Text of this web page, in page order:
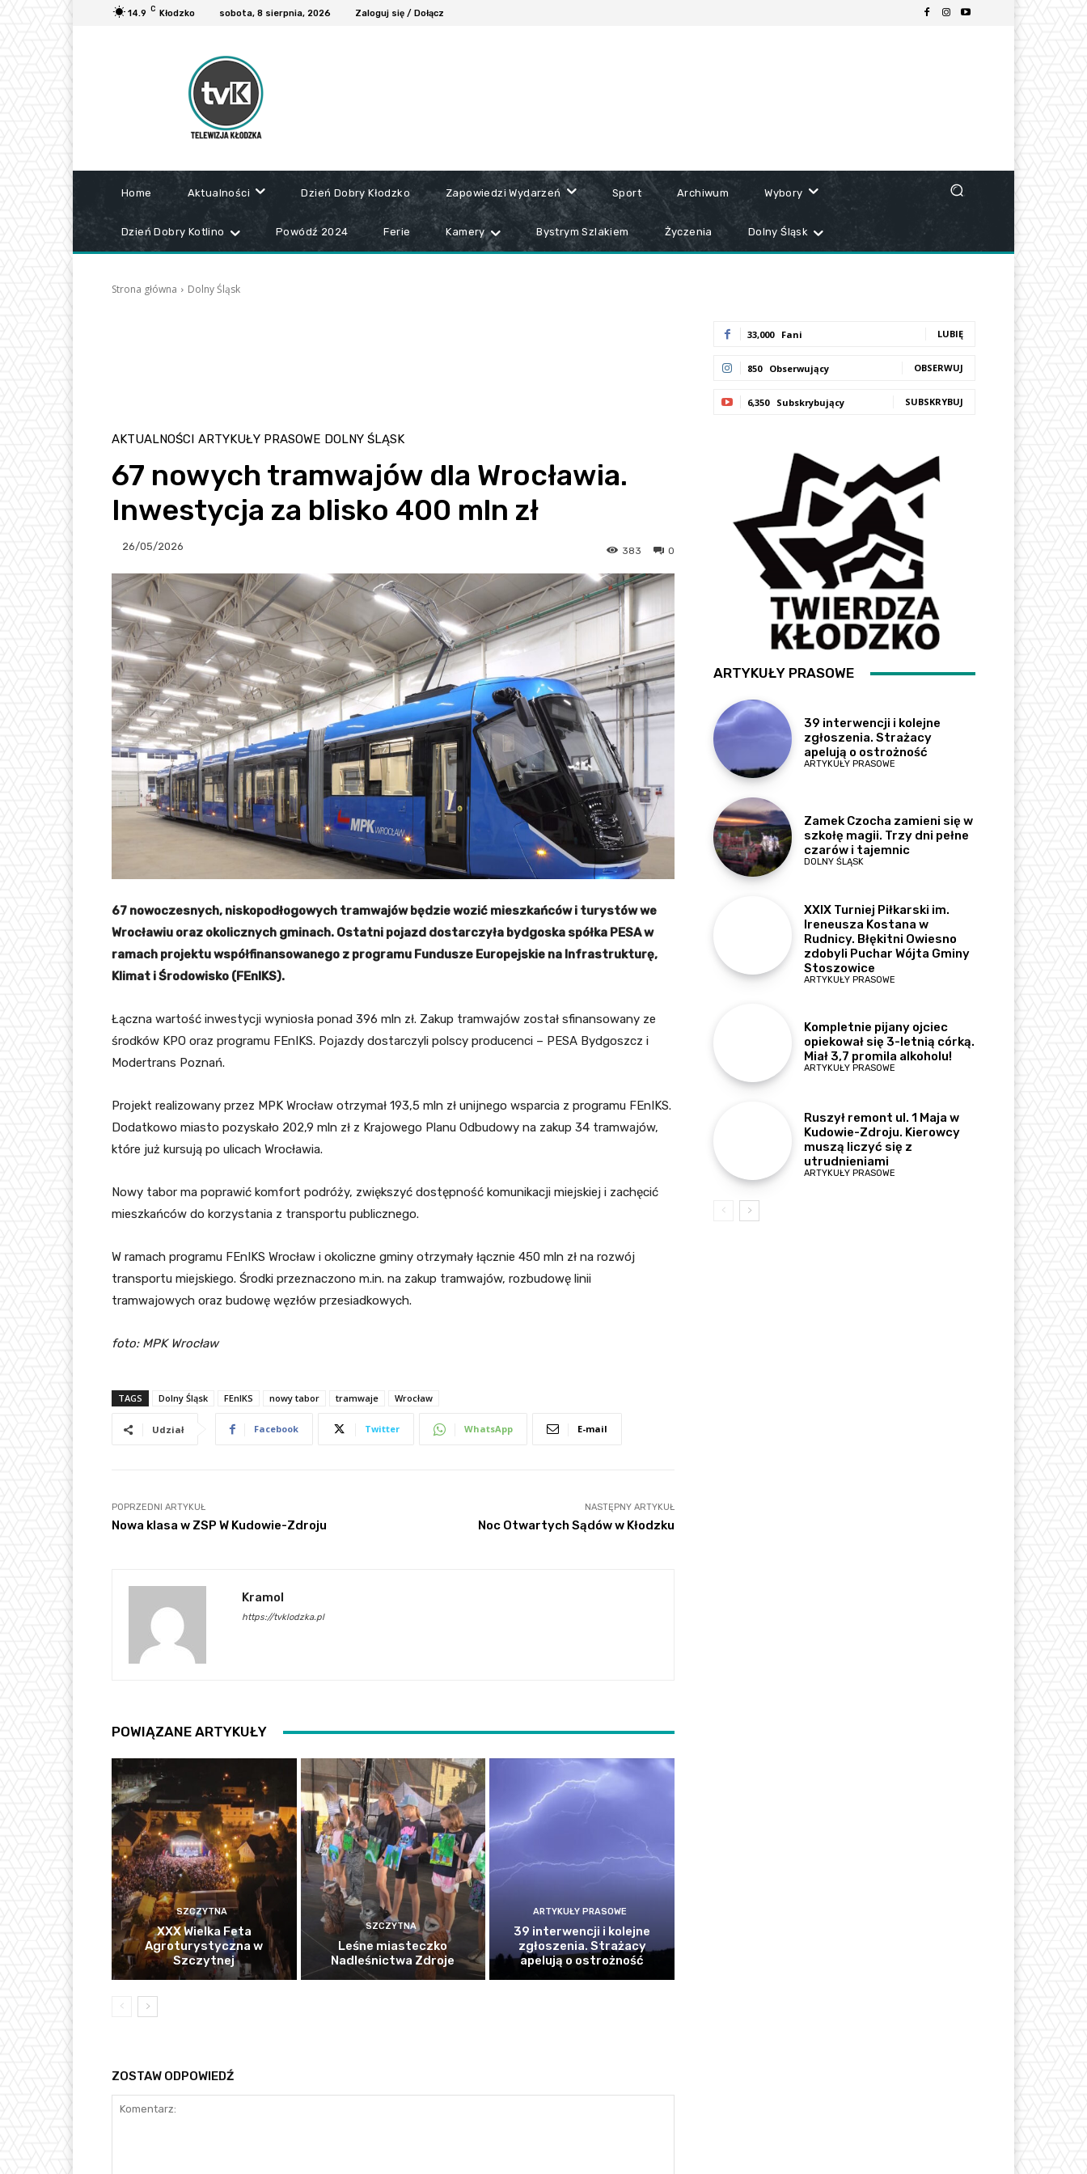
14.9 C Kłodzko sobota, 8 sierpnia, 2026 Zaloguj się / Dołącz
Home Aktualności Dzień Dobry Kłodzko Zapowiedzi Wydarzeń Sport Archiwum Wybory
Dzień Dobry Kotlino Powódź 2024 Ferie Kamery Bystrym Szlakiem Życzenia Dolny Śląsk
Strona główna Dolny Śląsk
AKTUALNOŚCI ARTYKUŁY PRASOWE DOLNY ŚLĄSK
67 nowych tramwajów dla Wrocławia.
Inwestycja za blisko 400 mln zł
26/05/2026 0
383
67 nowoczesnych, niskopodłogowych tramwajów będzie wozić mieszkańców i turystów we
Wrocławiu oraz okolicznych gminach. Ostatni pojazd dostarczyła bydgoska spółka PESA w
ramach projektu współfinansowanego z programu Fundusze Europejskie na Infrastrukturę,
Klimat i Środowisko (FEnIKS).
Łączna wartość inwestycji wyniosła ponad 396 mln zł. Zakup tramwajów został sfinansowany ze
środków KPO oraz programu FEnIKS. Pojazdy dostarczyli polscy producenci – PESA Bydgoszcz i
Modertrans Poznań.
Projekt realizowany przez MPK Wrocław otrzymał 193,5 mln zł unijnego wsparcia z programu FEnIKS.
Dodatkowo miasto pozyskało 202,9 mln zł z Krajowego Planu Odbudowy na zakup 34 tramwajów,
które już kursują po ulicach Wrocławia.
Nowy tabor ma poprawić komfort podróży, zwiększyć dostępność komunikacji miejskiej i zachęcić
mieszkańców do korzystania z transportu publicznego.
W ramach programu FEnIKS Wrocław i okoliczne gminy otrzymały łącznie 450 mln zł na rozwój
transportu miejskiego. Środki przeznaczono m.in. na zakup tramwajów, rozbudowę linii
tramwajowych oraz budowę węzłów przesiadkowych.
foto: MPK Wrocław
TAGS Dolny Śląsk FEnIKS nowy tabor tramwaje Wrocław
Udział Facebook Twitter WhatsApp E-mail
POPRZEDNI ARTYKUŁ
Nowa klasa w ZSP W Kudowie-Zdroju
NASTĘPNY ARTYKUŁ
Noc Otwartych Sądów w Kłodzku
Kramol
https://tvklodzka.pl
POWIĄZANE ARTYKUŁY
SZCZYTNA
XXX Wielka Feta
Agroturystyczna w
Szczytnej
SZCZYTNA
Leśne miasteczko
Nadleśnictwa Zdroje
ARTYKUŁY PRASOWE
39 interwencji i kolejne
zgłoszenia. Strażacy
apelują o ostrożność
ZOSTAW ODPOWIEDŹ
33,000 Fani LUBIĘ
850 Obserwujący OBSERWUJ
6,350 Subskrybujący SUBSKRYBUJ
ARTYKUŁY PRASOWE
39 interwencji i kolejne
zgłoszenia. Strażacy
apelują o ostrożność
ARTYKUŁY PRASOWE
Zamek Czocha zamieni się w
szkołę magii. Trzy dni pełne
czarów i tajemnic
DOLNY ŚLĄSK
XXIX Turniej Piłkarski im.
Ireneusza Kostana w
Rudnicy. Błękitni Owiesno
zdobyli Puchar Wójta Gminy
Stoszowice
ARTYKUŁY PRASOWE
Kompletnie pijany ojciec
opiekował się 3-letnią córką.
Miał 3,7 promila alkoholu!
ARTYKUŁY PRASOWE
Ruszył remont ul. 1 Maja w
Kudowie-Zdroju. Kierowcy
muszą liczyć się z
utrudnieniami
ARTYKUŁY PRASOWE